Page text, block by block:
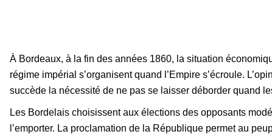
À Bordeaux, à la fin des années 1860, la situation
régime impérial s’organisent quand l’Empire s’écroule.
succède la nécessité de ne pas se laisser déborder quand
Les Bordelais choisissent aux élections des opposants
l’emporter. La proclamation de la République permet au